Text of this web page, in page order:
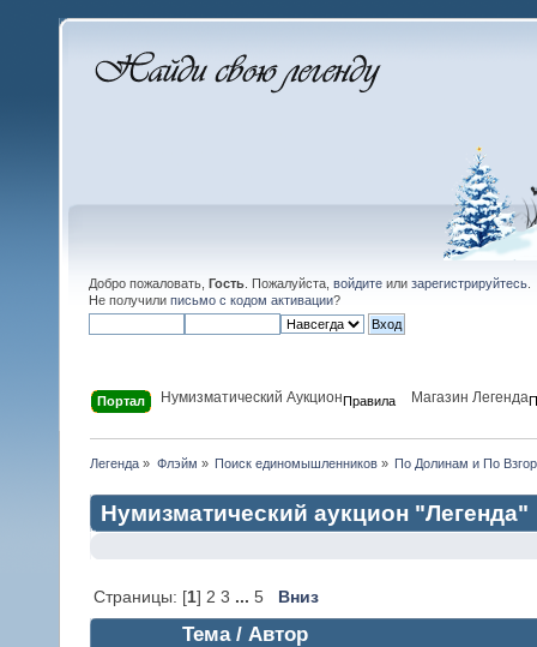
Добро пожаловать, Гость . Пожалуйста, войдите или зарегистрируйтесь
Не получили письмо с кодом активации?
Портал Нумизматический АукционПравила Магазин Легенда
Легенда » Флэйм » Поиск единомышленников» По Долинам и По
Нумизматический аукцион "Легенда"
Страницы: [1] 2 3 ... 5 Вниз
Тема / Автор